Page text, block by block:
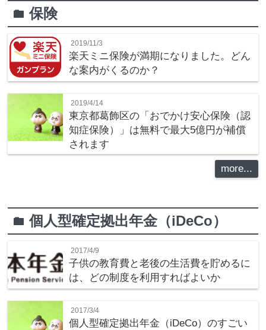
folder保険
2019/11/3
楽天ミニ保険が満期になりました。どん
な案内がくるのか？
2019/4/14
東京都葛飾区の「おでかけ安心保険（認
知症保険）」は無料で最大5億円が補償
されます
more...
folder個人型確定拠出年金（iDeCo）
2017/4/9
子供の教育費と老後の生活費を貯めるに
は、どの制度を利用すればよいか
2017/3/4
個人型確定拠出年金（iDeCo）のすごい